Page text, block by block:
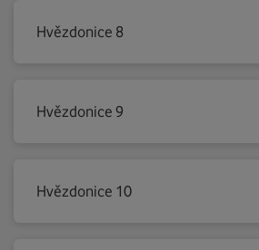
Hvězdonice 8
Hvězdonice 9
Hvězdonice 10